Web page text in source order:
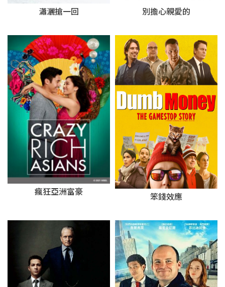
瀟灑搶一回 別擔心親愛的
瘋狂亞洲富豪 笨錢效應